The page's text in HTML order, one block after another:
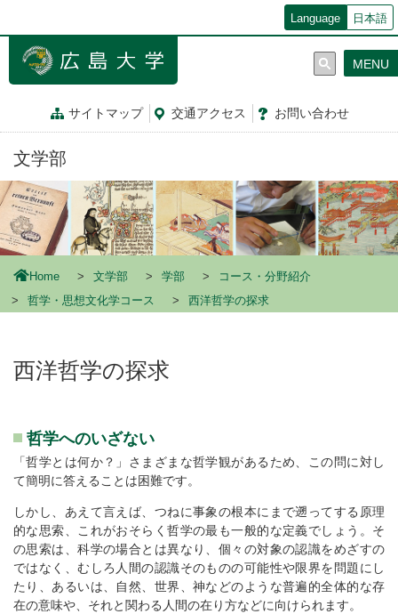
ン
動
Language 日本語
サイトマップ 交通アクセス お問い合わせ
MENU
文学部
Home 文学部 学部
コース・分野紹介
哲学・思想文化学コース
西洋哲学の探求
西洋哲学の探求
哲学へのいざない
「哲学とは何か？」さまざまな哲学観があるため、この問に対し
て簡明に答えることは困難です。
しかし、あえて言えば、つねに事象の根本にまで遡ってする原理
的な思索、これがおそらく哲学の最も一般的な定義でしょう。そ
の思索は、科学の場合とは異なり、個々の対象の認識をめざすの
ではなく、むしろ人間の認識そのものの可能性や限界を問題にし
たり、あるいは、自然、世界、神などのような普遍的全体的な存
在の意味や、それと関わる人間の在り方などに向けられます。